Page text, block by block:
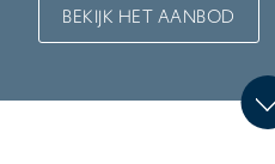
BEKIJK HET AANBOD
Scroll
naar
beneden